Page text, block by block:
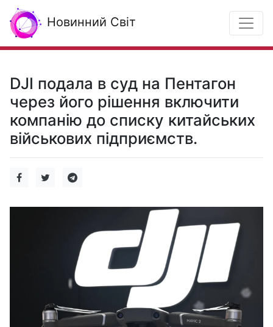
Новинний Світ
DJI подала в суд на Пентагон
через його рішення включити
компанію до списку китайських
військових підприємств.